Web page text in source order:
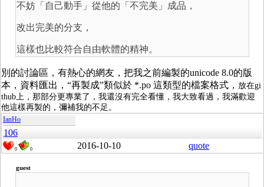
不妨「自己動手」從他的「不完美」成品，
改出完美的分支，
這樣也比較符合自由軟體的精神。
別的討論區，有熱心的網友，把我之前編製的unicode 8.0的版
本，資料匯出，“再製成”類似於 *.po 這類型的檔案格式， 放在gi
thub上，那部分更專業了，我還沒有完全看懂，我大致看過，我滿歡迎
他這樣再製的，彌補我的不足。
IanHo
106
0 0 2016-10-10 quote
guest